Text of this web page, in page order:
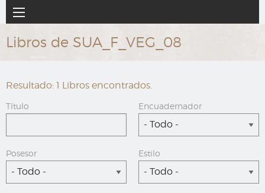
al
contenido
principal
Navegación
principal
Libros de SUA_F_VEG_08
Resultado: 1 Libros encontrados.
Título Encuadernador
- Todo -
Posesor
- Todo -
Estilo
- Todo -